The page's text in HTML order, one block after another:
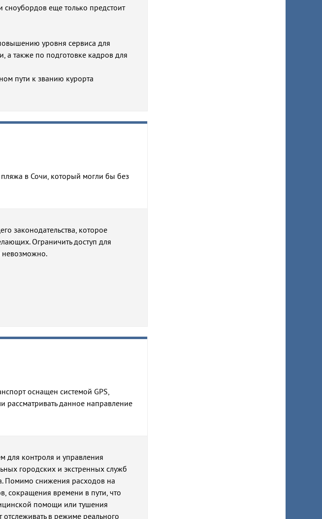
еще только предстоит
уровня сервиса для
а также по подготовке кадров для
пути к званию курорта
в Сочи, который могли бы без
законодательства, которое
Ограничить доступ для
невозможно.
оснащен системой GPS,
рассматривать данное направление
для контроля и управления
городских и экстренных служб
Помимо снижения расходов на
сокращения времени в пути, что
помощи или тушения
в режиме реального